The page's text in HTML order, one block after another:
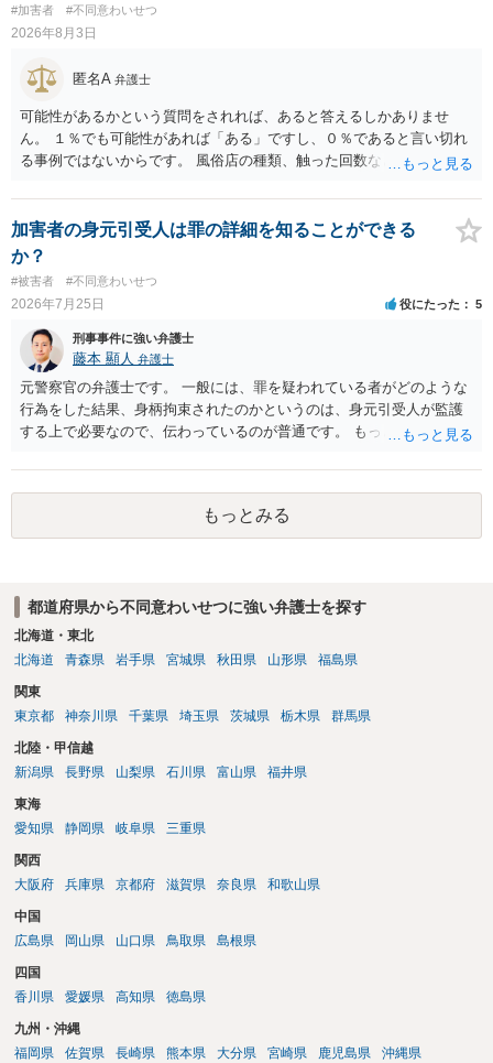
#加害者 #不同意わいせつ
2026年8月3日
匿名A 弁護士
可能性があるかという質問をされれば、あると答えるしかありませ
ん。 １％でも可能性があれば「ある」ですし、０％であると言い切れ
る事例ではないからです。 風俗店の種類、触った回数などによるでし
う。 ただ、要注意の客であるとは認識されているかもしれません。
加害者の身元引受人は罪の詳細を知ることができる
か？
#被害者 #不同意わいせつ
2026年7月25日 役にたった 5
刑事事件に強い弁護士
藤本 顯人 弁護士
元警察官の弁護士です。 一般には、罪を疑われている者がどのような
行為をした結果、身柄拘束されたのかというのは、身元引受人が監護
する上で必要なので、伝わっているのが普通です。 もっとも、事実関
いたり、省略されていることもありうるかなとは思います。
もっとみる
都道府県から不同意わいせつに強い弁護士を探す
北海道・東北
北海道
青森県 岩手県 宮城県 秋田県 山形県 福島県
関東
東京都
神奈川県 千葉県 埼玉県 茨城県 栃木県 群馬県
北陸・甲信越
新潟県
長野県 山梨県 石川県 富山県 福井県
東海
愛知県
静岡県 岐阜県 三重県
関西
大阪府
兵庫県 京都府 滋賀県 奈良県 和歌山県
中国
広島県
岡山県 山口県 鳥取県 島根県
四国
香川県
愛媛県 高知県 徳島県
九州・沖縄
福岡県
佐賀県 長崎県 熊本県 大分県 宮崎県 鹿児島県 沖縄県